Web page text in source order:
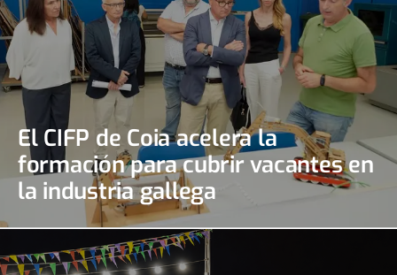
El CIFP de Coia acelera la
formación para cubrir vacantes en
la industria gallega